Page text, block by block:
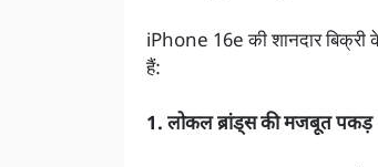
iPhone 16e की शानदार
हैं:
1. लोकल ब्रांड्स की मजबूत पकड़